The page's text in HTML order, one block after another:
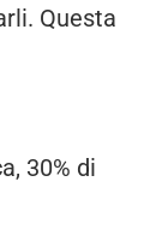
Questa
30% di